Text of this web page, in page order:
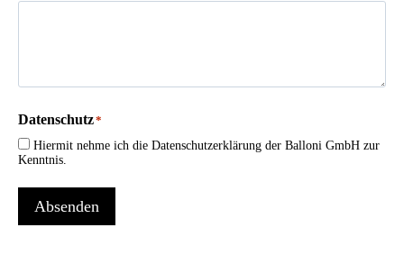
Datenschutz*
Hiermit nehme ich die Datenschutzerklärung der Balloni GmbH zur
Kenntnis.
Absenden